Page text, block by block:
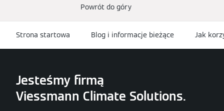
Powrót do góry
Strona startowa Blog i informacje bieżące Jak
Jesteśmy firmą
Viessmann Climate Solutions.